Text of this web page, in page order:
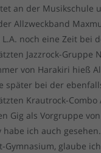
an der Musikschule
Allzweckband
noch eine Zeit bei
Jazzrock-Gruppe
von Harakiri hieß
später bei der
Krautrock-Combo
Gig als Vorgruppe
habe ich auch
Gymnasium, glaube